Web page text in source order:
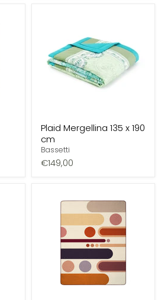
Plaid Mergellina 135 x 190
cm
Bassetti
€149,00